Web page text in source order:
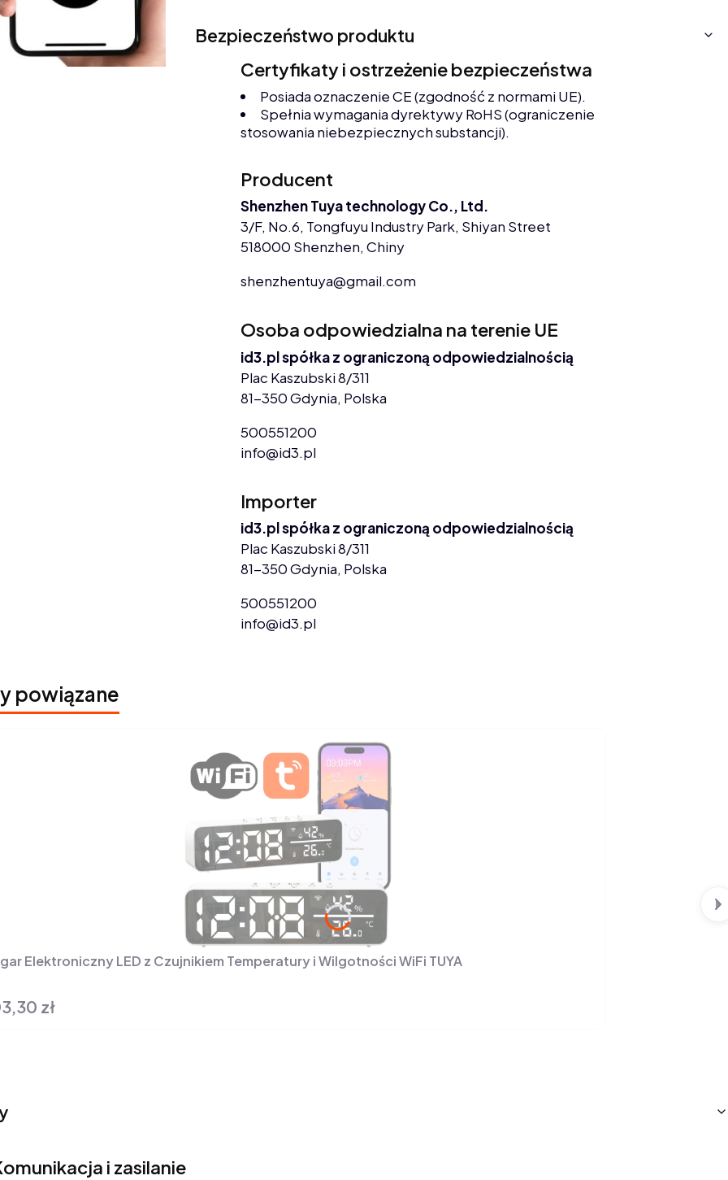
Bezpieczeństwo produktu
Certyfikaty i ostrzeżenie bezpieczeństwa
Posiada oznaczenie CE (zgodność z normami UE).
Spełnia wymagania dyrektywy RoHS (ograniczenie
stosowania niebezpiecznych substancji).
Producent
Shenzhen Tuya technology Co., Ltd.
3/F, No.6, Tongfuyu Industry Park, Shiyan Street
518000 Shenzhen, Chiny
shenzhentuya@gmail.com
Osoba odpowiedzialna na terenie UE
id3.pl spółka z ograniczoną odpowiedzialnością
Plac Kaszubski 8/311
81-350 Gdynia, Polska
500551200
info@id3.pl
Importer
id3.pl spółka z ograniczoną odpowiedzialnością
Plac Kaszubski 8/311
81-350 Gdynia, Polska
500551200
info@id3.pl
powiązane
Elektroniczny LED z Czujnikiem Temperatury i Wilgotności WiFi TUYA
zł
i zasilanie